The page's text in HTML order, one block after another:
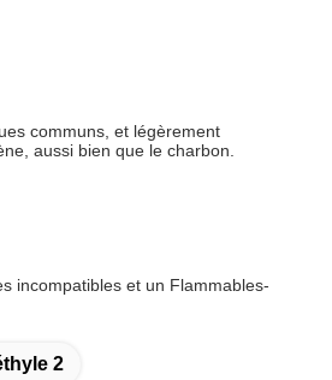
communs, et légèrement
aussi bien que le charbon.
incompatibles et un Flammables-
2